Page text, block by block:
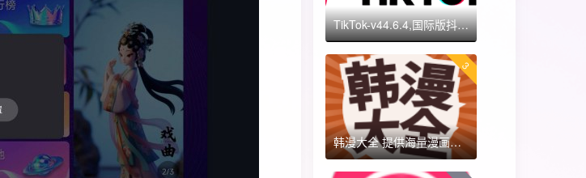
TikTok-v44.6.4,国际版抖音海外畅享,免拔卡体验!附保姆级详细使用指南
3
韩漫大全 提供海量漫画资源